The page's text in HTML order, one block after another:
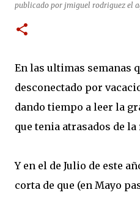
publicado por jmiguel rodriguez el
En las ultimas semanas
desconectado por
dando tiempo a leer la
que tenia atrasados de
Y en el de Julio de este
corta de que (en Mayo